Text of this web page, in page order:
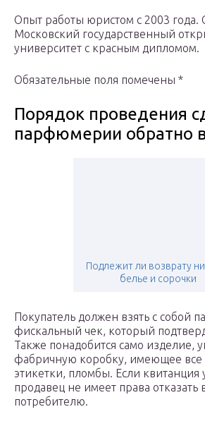
Опыт работы юристом с 2003 года.
Московский государственный
университет с красным дипломом.
Обязательные поля помечены *
Порядок проведения
парфюмерии обратно
Подлежит ли возврату
белье и сорочки
Покупатель должен взять с собой
фискальный чек, который
Также понадобится само изделие,
фабричную коробку, имеющее все
этикетки, пломбы. Если квитанция
продавец не имеет права отказать
потребителю.